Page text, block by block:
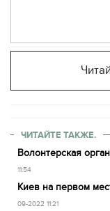
ЧИТАЙТЕ ТАКЖЕ.
Волонтерская
11:54
Киев на первом
09-2022 11:21